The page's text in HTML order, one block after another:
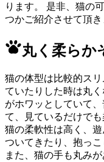
ります。 是非、猫の
つかご紹介させて頂き
丸く柔らか
猫の体型は比較的ス
ていたりした時は丸
がホワッとしていて
て、見ているだけで
猫の柔軟性は高く、
ついてきたり、抱っ
また、猫の手も丸み